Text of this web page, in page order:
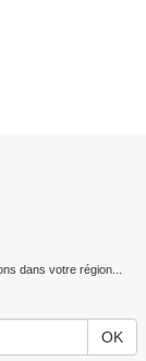
dans votre région...